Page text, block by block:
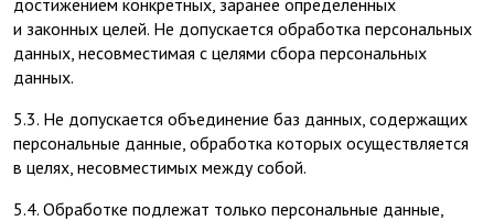
достижением конкретных, заранее определенных
и законных целей. Не допускается обработка персональных
данных, несовместимая с целями сбора персональных
данных.
5.3. Не допускается объединение баз данных, содержащих
персональные данные, обработка которых осуществляется
в целях, несовместимых между собой.
5.4. Обработке подлежат только персональные данные,